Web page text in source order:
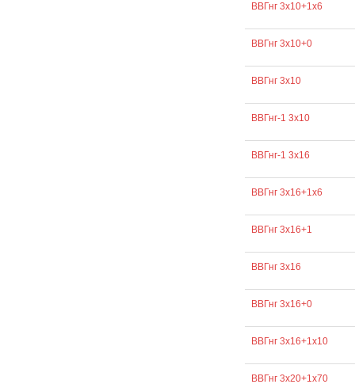
ВВГнг 3х10+1х6
ВВГнг 3х10+0
ВВГнг 3х10
ВВГнг-1 3х10
ВВГнг-1 3х16
ВВГнг 3х16+1х6
ВВГнг 3х16+1
ВВГнг 3х16
ВВГнг 3х16+0
ВВГнг 3х16+1х10
ВВГнг 3х20+1х70